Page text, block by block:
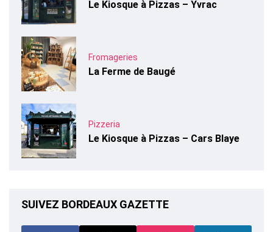
Le Kiosque à Pizzas – Yvrac
Fromageries
La Ferme de Baugé
Pizzeria
Le Kiosque à Pizzas – Cars Blaye
SUIVEZ BORDEAUX GAZETTE